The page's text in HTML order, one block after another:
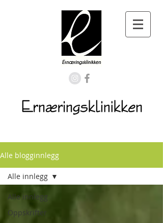
Alle blogginnlegg
Alle innlegg
Oppskrifter
Alle innlegg